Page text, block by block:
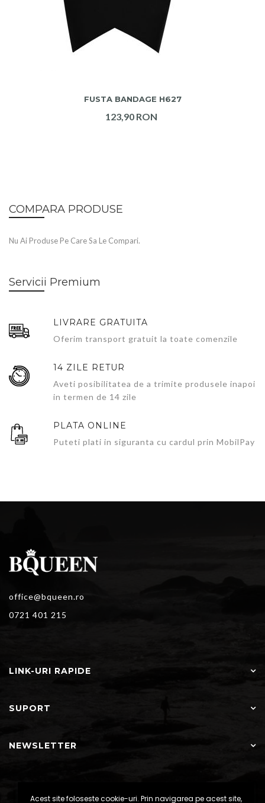
Acest site foloseste cookie-uri. Prin navigarea pe acest site,
FUSTA BANDAGE H627
123,90 RON
COMPARA PRODUSE
Nu Ai Produse Pe Care Sa Le Compari.
Servicii Premium
LIVRARE GRATUITA
Oferim transport gratuit la toate comenzile
14 ZILE RETUR
Aveti posibilitatea de a trimite produsele inapoi
in termen de 14 zile
PLATA ONLINE
Puteti plati in siguranta cu cardul prin MobilPay
office@bqueen.ro
0721 401 215
LINK-URI RAPIDE
SUPORT
NEWSLETTER